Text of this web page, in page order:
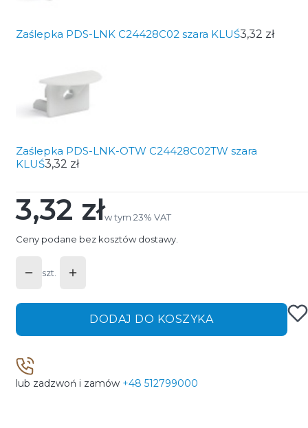
Zaślepka PDS-LNK C24428C02 szara KLUŚ3,32 zł
Zaślepka PDS-LNK-OTW C24428C02TW szara
KLUŚ3,32 zł
Cena
3,32 złw tym 23% VAT
w tym 23% VAT
Ceny podane bez kosztów dostawy.
szt.
DODAJ DO KOSZYKA
lub zadzwoń i zamów +48 512799000